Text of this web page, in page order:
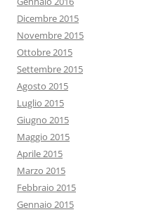
Dicembre 2015
Novembre 2015
Ottobre 2015
Settembre 2015
Agosto 2015
Luglio 2015
Giugno 2015
Maggio 2015
Aprile 2015
Marzo 2015
Febbraio 2015
Gennaio 2015